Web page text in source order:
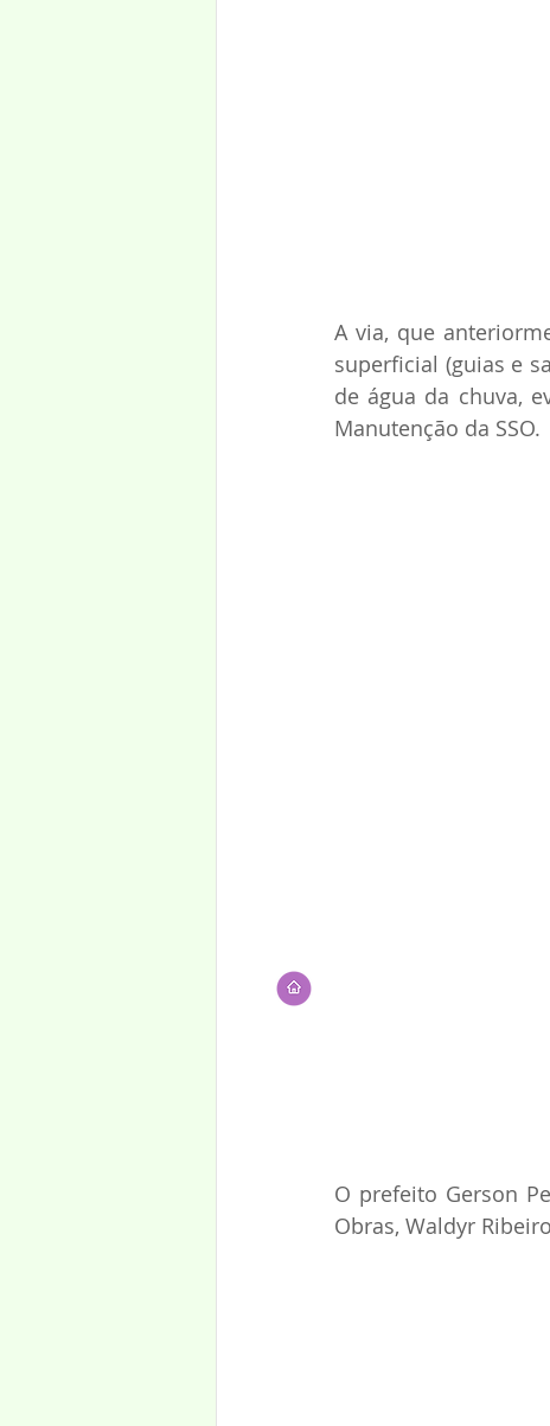
A via, que
superficial (guias e
de água da chuva,
Manutenção da SSO.
O prefeito Gerson
Obras, Waldyr